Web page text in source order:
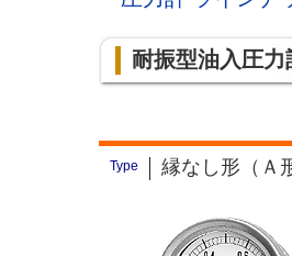
耐振型油入圧力
Type 縁なし形（Ａ